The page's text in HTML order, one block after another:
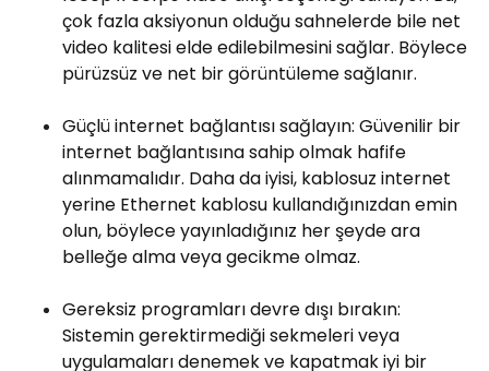
çok fazla aksiyonun olduğu sahnelerde bile net
video kalitesi elde edilebilmesini sağlar. Böylece
pürüzsüz ve net bir görüntüleme sağlanır.
Güçlü internet bağlantısı sağlayın: Güvenilir bir
internet bağlantısına sahip olmak hafife
alınmamalıdır. Daha da iyisi, kablosuz internet
yerine Ethernet kablosu kullandığınızdan emin
olun, böylece yayınladığınız her şeyde ara
belleğe alma veya gecikme olmaz.
Gereksiz programları devre dışı bırakın:
Sistemin gerektirmediği sekmeleri veya
uygulamaları denemek ve kapatmak iyi bir